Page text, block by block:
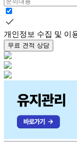
개인정보 수집 및 이
무료 견적 상담